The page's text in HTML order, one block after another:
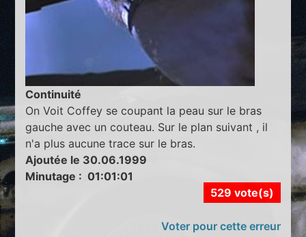
Continuité
On Voit Coffey se coupant la peau sur le bras
gauche avec un couteau. Sur le plan suivant , il
n'a plus aucune trace sur le bras.
Ajoutée le 30.06.1999
Minutage : 01:01:01
529 vote(s)
Voter pour cette erreur